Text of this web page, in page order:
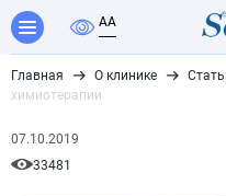
AA
Главная О клинике
химиотерапии
07.10.2019
33481